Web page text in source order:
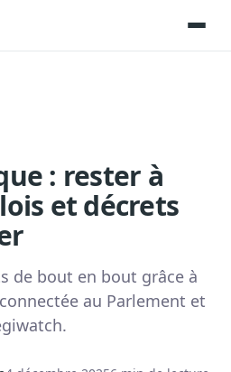
transcrites
des dossiers longs
avant 10 h
: rester à
et décrets
de bout en bout grâce à
au Parlement et